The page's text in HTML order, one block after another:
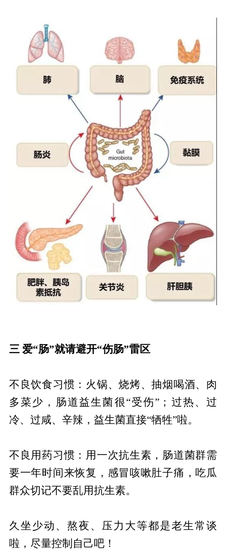
三 爱“肠”就请避开“伤肠”雷区
不良饮食习惯：火锅、烧烤、抽烟喝酒、肉
多菜少，肠道益生菌很“受伤”；过热、过
冷、过咸、辛辣，益生菌直接“牺牲”啦。
不良用药习惯：用一次抗生素，肠道菌群需
要一年时间来恢复，感冒咳嗽肚子痛，吃瓜
群众切记不要乱用抗生素。
久坐少动、熬夜、压力大等都是老生常谈
啦，尽量控制自己吧！